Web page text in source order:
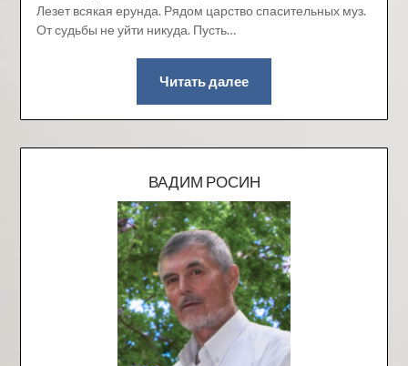
Лезет всякая ерунда. Рядом царство спасительных муз.
От судьбы не уйти никуда. Пусть…
Читать далее
ВАДИМ РОСИН